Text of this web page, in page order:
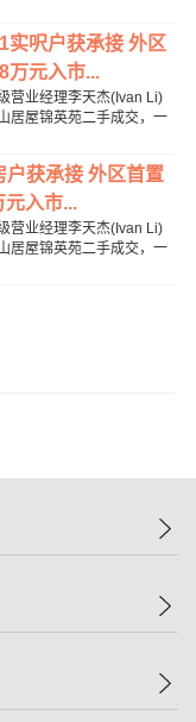
实呎户获承接 外区
万元入市...
营业经理李天杰(Ivan Li)
居屋锦英苑二手成交，一
户获承接 外区首置
入市...
营业经理李天杰(Ivan Li)
居屋锦英苑二手成交，一